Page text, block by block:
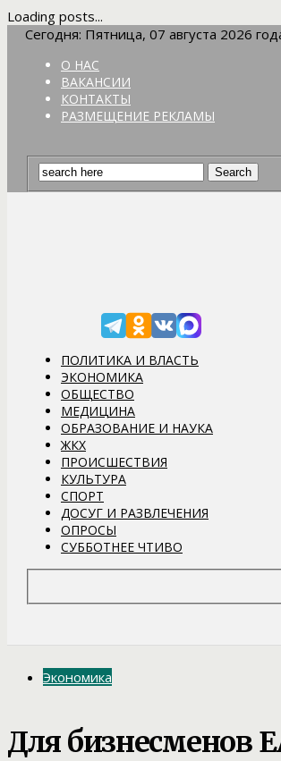
Loading posts...
Сегодня: Пятница, 07 августа 2026
О НАС
ВАКАНСИИ
КОНТАКТЫ
РАЗМЕЩЕНИЕ РЕКЛАМЫ
ПОЛИТИКА И ВЛАСТЬ
ЭКОНОМИКА
ОБЩЕСТВО
МЕДИЦИНА
ОБРАЗОВАНИЕ И НАУКА
ЖКХ
ПРОИСШЕСТВИЯ
КУЛЬТУРА
СПОРТ
ДОСУГ И РАЗВЛЕЧЕНИЯ
ОПРОСЫ
СУББОТНЕЕ ЧТИВО
Экономика
Для бизнесменов